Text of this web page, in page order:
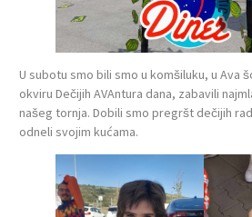
U subotu smo bili smo u komšiluku, u Ava
okviru Dečijih AVAntura dana, zabavili
našeg tornja. Dobili smo pregršt dečijih
odneli svojim kućama.